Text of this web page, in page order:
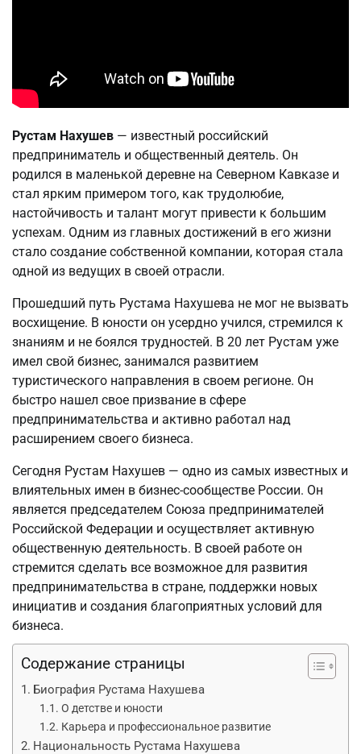
Рустам Нахушев — известный российский
предприниматель и общественный деятель. Он
родился в маленькой деревне на Северном Кавказе и
стал ярким примером того, как трудолюбие,
настойчивость и талант могут привести к большим
успехам. Одним из главных достижений в его жизни
стало создание собственной компании, которая стала
одной из ведущих в своей отрасли.
Прошедший путь Рустама Нахушева не мог не вызвать
восхищение. В юности он усердно учился, стремился к
знаниям и не боялся трудностей. В 20 лет Рустам уже
имел свой бизнес, занимался развитием
туристического направления в своем регионе. Он
быстро нашел свое призвание в сфере
предпринимательства и активно работал над
расширением своего бизнеса.
Сегодня Рустам Нахушев — одно из самых известных и
влиятельных имен в бизнес-сообществе России. Он
является председателем Союза предпринимателей
Российской Федерации и осуществляет активную
общественную деятельность. В своей работе он
стремится сделать все возможное для развития
предпринимательства в стране, поддержки новых
инициатив и создания благоприятных условий для
бизнеса.
Содержание страницы
Биография Рустама Нахушева
О детстве и юности
Карьера и профессиональное развитие
Национальность Рустама Нахушева